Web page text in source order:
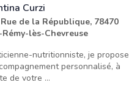
Curzi
Rue de la République, 78470
lès-Chevreuse
nutritionniste, je propose
personnalisé, à
de votre ...